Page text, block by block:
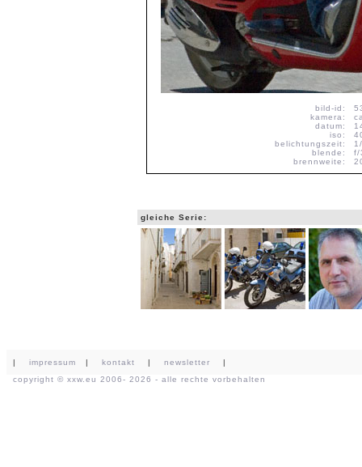
bild-id:
kamera:
datum:
iso:
belichtungszeit:
blende:
f/
brennweite:
gleiche Serie:
| impressum | kontakt | newsletter |
copyright © xxw.eu 2006- 2026 - alle rechte vorbehalten